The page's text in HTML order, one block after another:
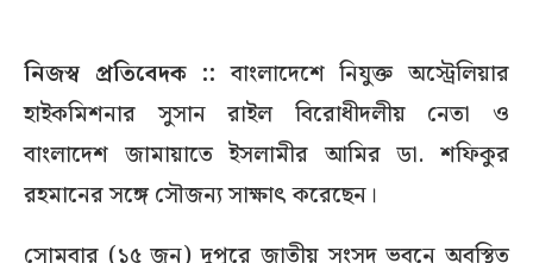
নিজস্ব প্রতিবেদক :: বাংলাদেশে নিযুক্ত অস্ট্রেলিয়ার
হাইকমিশনার সুসান রাইল বিরোধীদলীয় নেতা ও
বাংলাদেশ জামায়াতে ইসলামীর আমির ডা. শফিকুর
রহমানের সঙ্গে সৌজন্য সাক্ষাৎ করেছেন।